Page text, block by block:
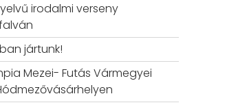
irodalmi verseny
jártunk!
Mezei- Futás Vármegyei